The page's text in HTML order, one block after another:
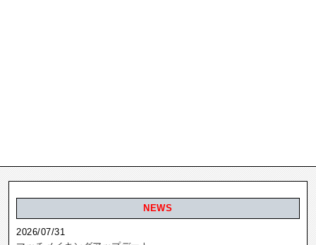
NEWS
2026/07/31